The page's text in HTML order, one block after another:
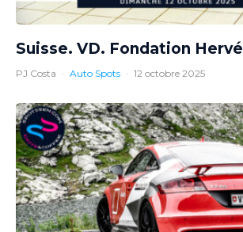
Suisse. VD. Fondation Hervé
PJ Costa · Auto Spots · 12 octobre 2025